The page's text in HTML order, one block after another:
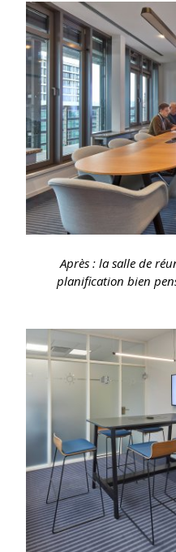
Après : la salle de
planification bien